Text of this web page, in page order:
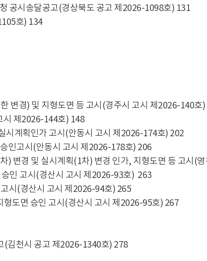
공시송달공고(경상북도 공고 제2026-1098호) 131
호) 134
변경) 및 지형도면 등 고시(경주시 고시 제2026-140호
시 제2026-144호) 148
시계획인가 고시(안동시 고시 제2026-174호) 202
인고시(안동시 고시 제2026-178호) 206
) 변경 및 실시계획(1차) 변경 인가, 지형도면 등 고시(
인 고시(경산시 고시 제2026-93호) 263
시(경산시 고시 제2026-94호) 265
도면 승인 고시(경산시 고시 제2026-95호) 267
(김천시 공고 제2026-1340호) 278